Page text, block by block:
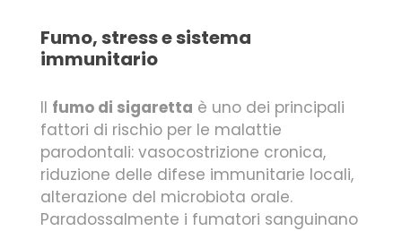
Fumo, stress e sistema
immunitario
Il fumo di sigaretta è uno dei principali
fattori di rischio per le malattie
parodontali: vasocostrizione cronica,
riduzione delle difese immunitarie locali,
alterazione del microbiota orale.
Paradossalmente i fumatori sanguinano